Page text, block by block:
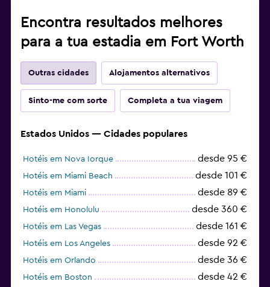
Encontra resultados melhores
para a tua estadia em Fort Worth
Outras cidades Alojamentos alternativos
Sinto-me com sorte Completa a tua viagem
Estados Unidos — Cidades populares
Hotéis em Nova Iorque desde 95 €
Hotéis em Miami Beach desde 101 €
Hotéis em Miami desde 89 €
Hotéis em Honolulu desde 360 €
Hotéis em Las Vegas desde 161 €
Hotéis em Los Angeles desde 92 €
Hotéis em Orlando desde 36 €
Hotéis em Boston desde 42 €